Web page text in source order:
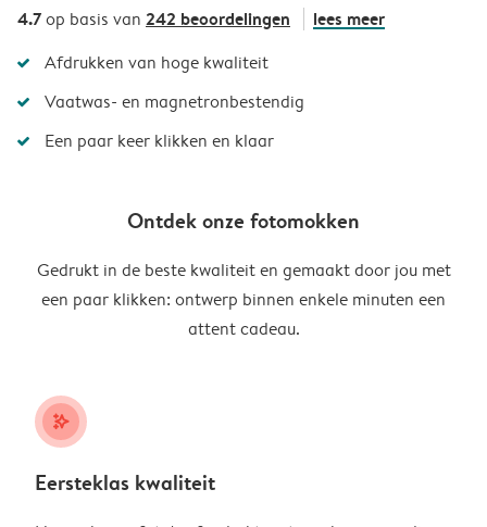
4.7op basis van 242 beoordelingen lees meer
Afdrukken van hoge kwaliteit
Vaatwas- en magnetronbestendig
Een paar keer klikken en klaar
Ontdek onze fotomokken
Gedrukt in de beste kwaliteit en gemaakt door jou met
een paar klikken: ontwerp binnen enkele minuten een
attent cadeau.
stars_plus
Eersteklas kwaliteit